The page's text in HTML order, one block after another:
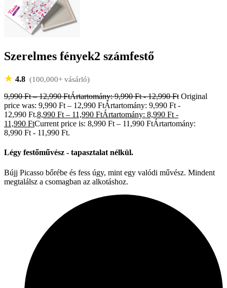
Szerelmes fények2 számfestő
★ 4.8 (100,000+ vásárló)
9,990Ft – 12,990FtÁrtartomány: 9,990 Ft - 12,990 Ft Original
price was: 9,990 Ft – 12,990 FtÁrtartomány: 9,990 Ft -
12,990 Ft.8,990 Ft – 11,990 FtÁrtartomány: 8,990 Ft -
11,990 FtCurrent price is: 8,990 Ft – 11,990 FtÁrtartomány:
8,990 Ft - 11,990 Ft.
Légy festőművész - tapasztalat nélkül.
Bújj Picasso bőrébe és fess úgy, mint egy valódi művész. Mindent
megtalálsz a csomagban az alkotáshoz.